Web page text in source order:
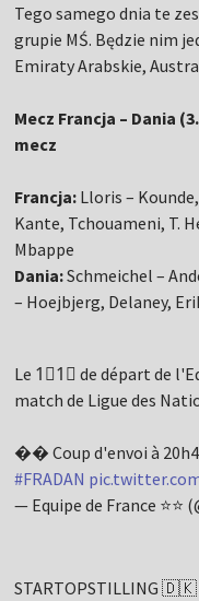
Tego samego dnia te
grupie MŚ. Będzie nim
Emiraty Arabskie,
Mecz Francja – Dania
mecz
Francja: Lloris –
Kante, Tchouameni, T.
Mbappe
Dania:Schmeichel –
– Hoejbjerg, Delaney,
Le 1⃣1⃣ de départ de
match de Ligue des
�� Coup d'envoi à
#FRADAN
— Equipe de France ⭐⭐
STARTOPSTILLING 🇩🇰